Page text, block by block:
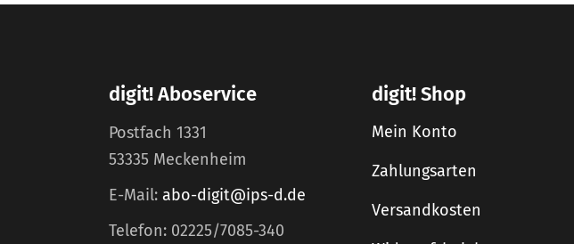
digit! Aboservice
Postfach 1331
53335 Meckenheim
E-Mail: abo-digit@ips-d.de
Telefon: 02225/7085-340
digit! Shop
Mein Konto
Zahlungsarten
Versandkosten